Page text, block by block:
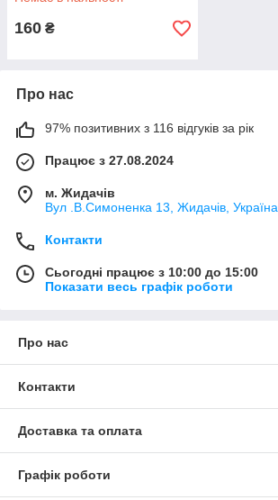
160 ₴
Про нас
97% позитивних з 116 відгуків за рік
Працює з 27.08.2024
м. Жидачів
Вул .В.Симоненка 13, Жидачів, Україна
Контакти
Сьогодні працює з 10:00 до 15:00
Показати весь графік роботи
Про нас
Контакти
Доставка та оплата
Графік роботи